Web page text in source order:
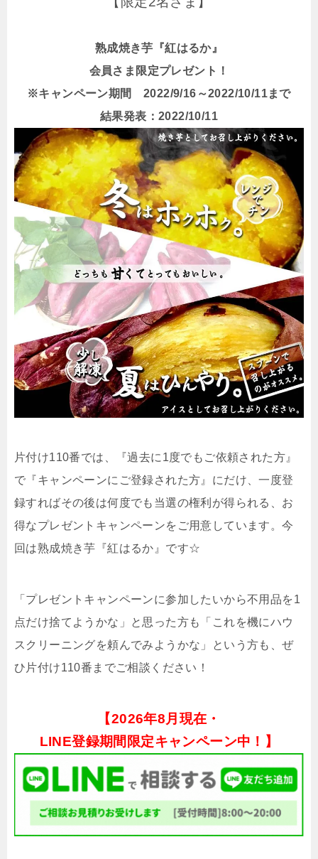
熟成焼き芋『紅はるか』
会員さま限定プレゼント！
※キャンペーン期間 2022/9/16～2022/10/11まで
結果発表：2022/10/11
片付け110番では、『過去に1度でもご依頼された方』
で『キャンペーンにご登録された方』にだけ、一度登
録すればその後は何度でも当選の権利が得られる、お
得なプレゼントキャンペーンをご用意しています。今
回は熟成焼き芋『紅はるか』です☆
「プレゼントキャンペーンに参加したいから不用品を1
点だけ捨てようかな」と思った方も「これを機にハウ
スクリーニングを頼んでみようかな」という方も、ぜ
ひ片付け110番までご相談ください！
【2026年8月現在・
LINE登録期間限定キャンペーン中！】